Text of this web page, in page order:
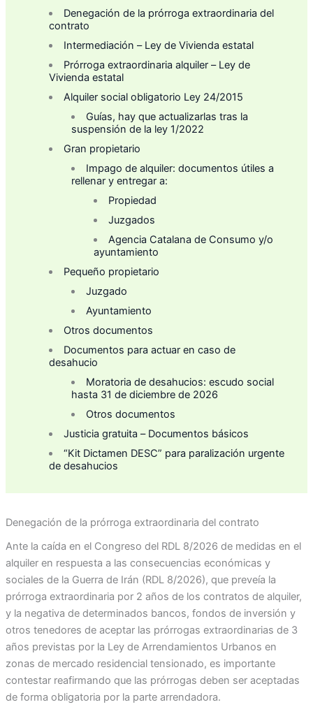
Denegación de la prórroga extraordinaria del
contrato
Intermediación – Ley de Vivienda estatal
Prórroga extraordinaria alquiler – Ley de
Vivienda estatal
Alquiler social obligatorio Ley 24/2015
Guías, hay que actualizarlas tras la
suspensión de la ley 1/2022
Gran propietario
Impago de alquiler: documentos útiles a
rellenar y entregar a:
Propiedad
Juzgados
Agencia Catalana de Consumo y/o
ayuntamiento
Pequeño propietario
Juzgado
Ayuntamiento
Otros documentos
Documentos para actuar en caso de
desahucio
Moratoria de desahucios: escudo social
hasta 31 de diciembre de 2026
Otros documentos
Justicia gratuita – Documentos básicos
“Kit Dictamen DESC” para paralización urgente
de desahucios
Denegación de la prórroga extraordinaria del contrato
Ante la caída en el Congreso del RDL 8/2026 de medidas en el
alquiler en respuesta a las consecuencias económicas y
sociales de la Guerra de Irán (RDL 8/2026), que preveía la
prórroga extraordinaria por 2 años de los contratos de alquiler,
y la negativa de determinados bancos, fondos de inversión y
otros tenedores de aceptar las prórrogas extraordinarias de 3
años previstas por la Ley de Arrendamientos Urbanos en
zonas de mercado residencial tensionado, es importante
contestar reafirmando que las prórrogas deben ser aceptadas
de forma obligatoria por la parte arrendadora.